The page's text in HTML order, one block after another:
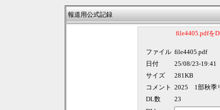
報道用公式記録
file4405.pdfを
ファイル file4405.pdf
日付
25/08/23-19:41
サイズ
281KB
コメント 2025 1部秋季
DL数
23